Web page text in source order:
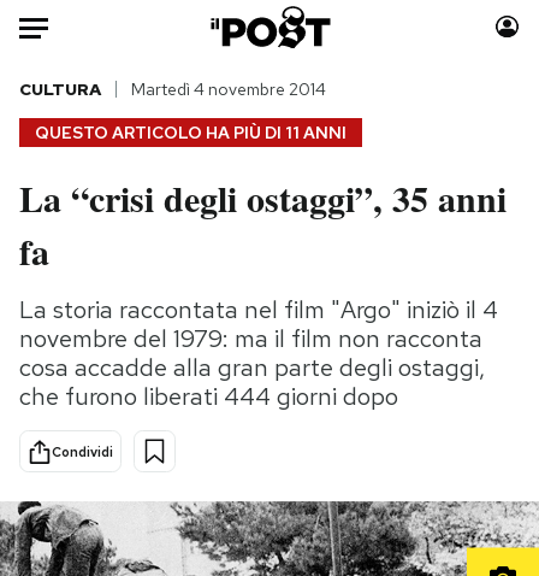
Auto
HOME
Italia
Tecnologia
Internet
Scienza
Cultura
Economia
Moda
Storie/Idee
Ok Boomer!
Media
Europa
QUESTO ARTICOLO HA PIÙ DI 11 ANNI
CULTURA Martedì 4 novembre 2014
La “crisi degli ostaggi”, 35 anni
fa
La storia raccontata nel film "Argo" iniziò il 4
novembre del 1979: ma il film non racconta
cosa accadde alla gran parte degli ostaggi,
che furono liberati 444 giorni dopo
Condividi